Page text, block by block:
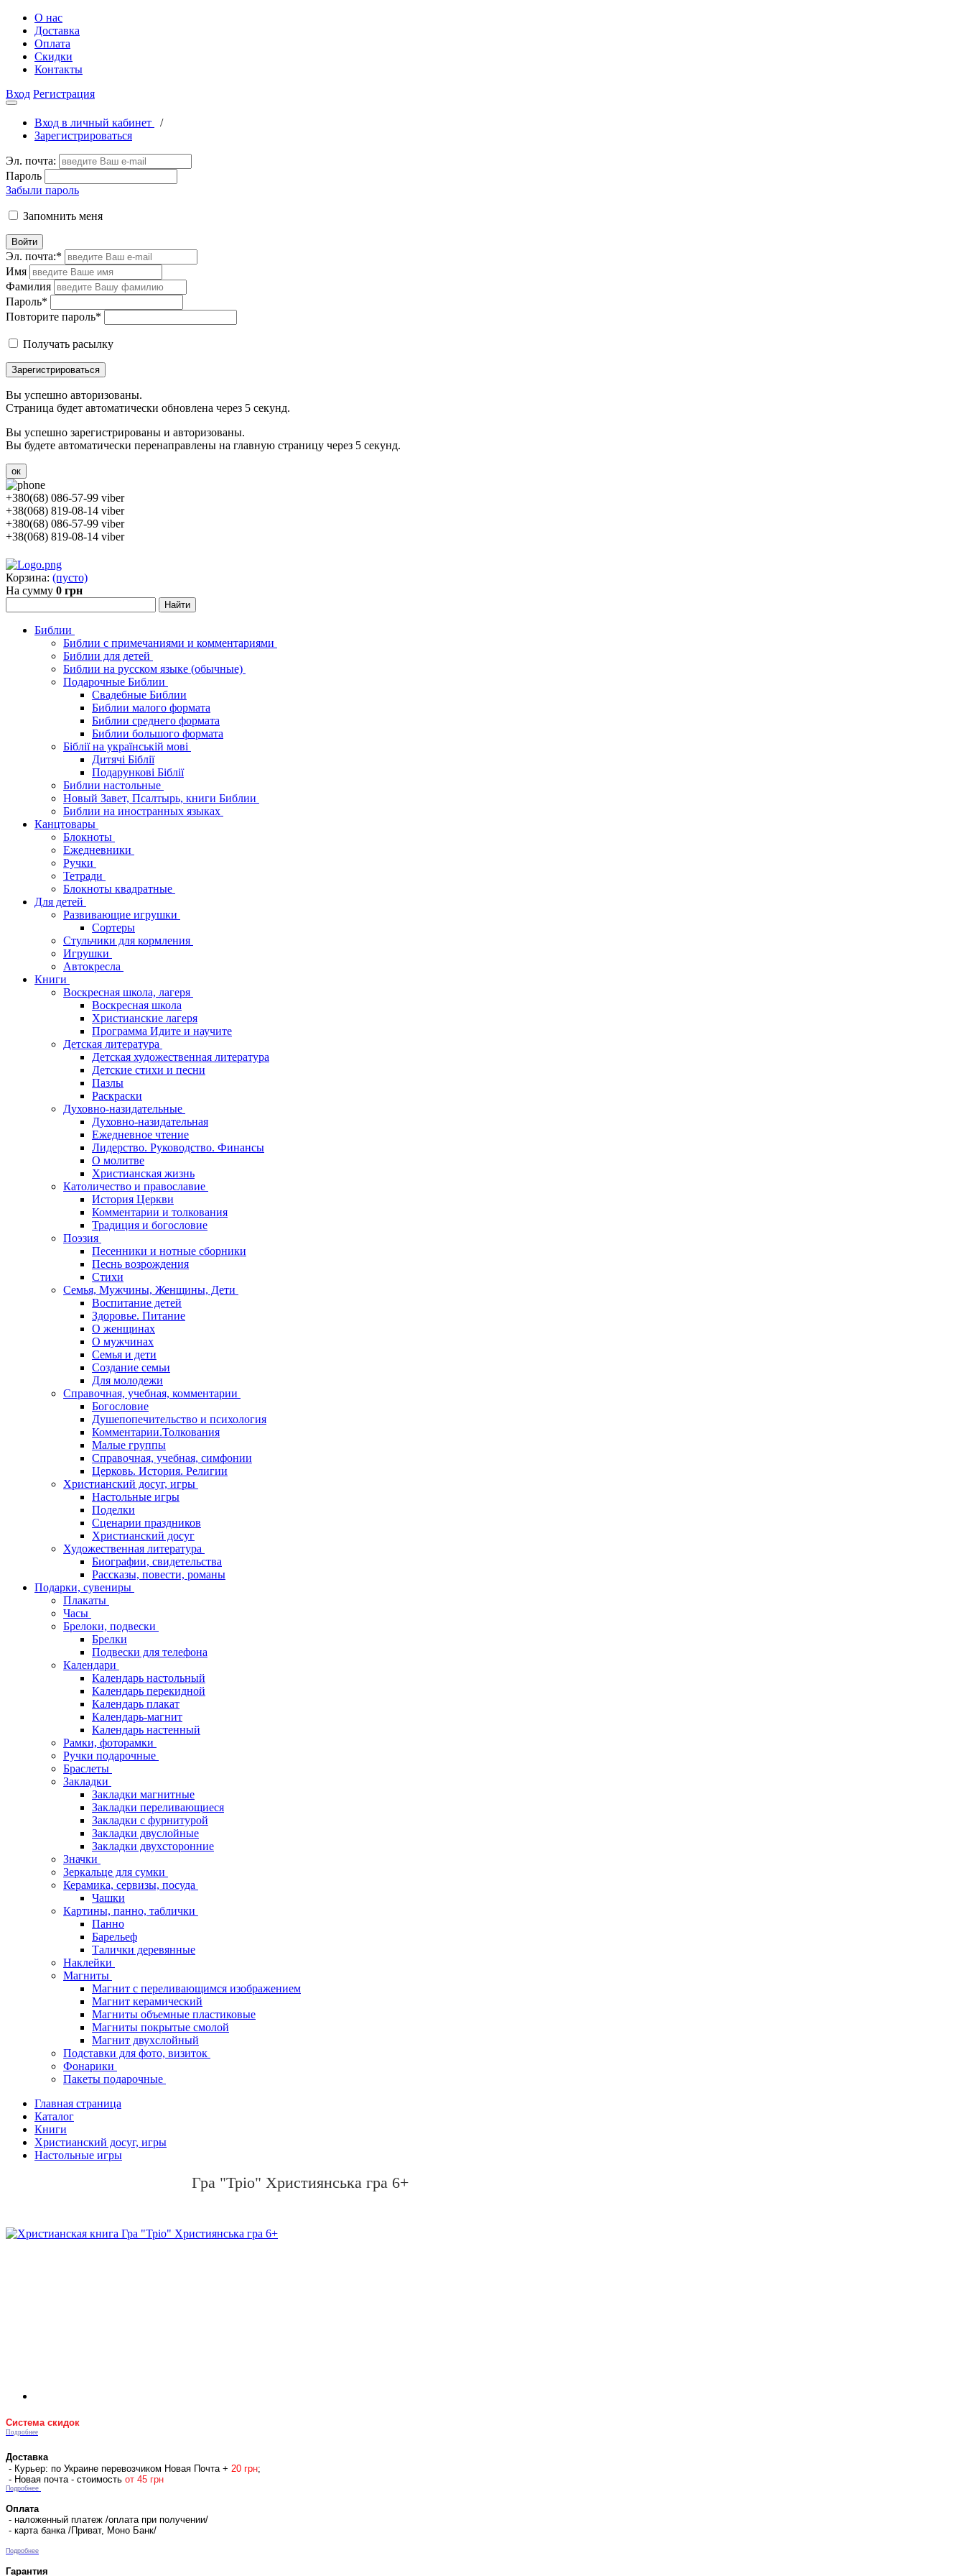
О нас
Доставка
Оплата
Скидки
Контакты
Вход Регистрация
Вход в личный кабинет
/
Зарегистрироваться
Эл. почта:
Пароль
Забыли пароль
Запомнить меня
Войти
Эл. почта:*
Имя
Фамилия
Пароль*
Повторите пароль*
Получать расылку
Зарегистрироваться
Вы успешно авторизованы.
Страница будет автоматически обновлена через 5 секунд.
Вы успешно зарегистрированы и авторизованы.
Вы будете автоматически перенаправлены на главную страницу через 5 секунд.
ок
+380(68) 086-57-99 viber
+38(068) 819-08-14 viber
+380(68) 086-57-99 viber
+38(068) 819-08-14 viber
Корзина: (пусто)
На сумму 0 грн
Библии
Библии с примечаниями и комментариями
Библии для детей
Библии на русском языке (обычные)
Подарочные Библии
Свадебные Библии
Библии малого формата
Библии среднего формата
Библии большого формата
Біблії на українській мові
Дитячі Біблії
Подарункові Біблії
Библии настольные
Новый Завет, Псалтырь, книги Библии
Библии на иностранных языках
Канцтовары
Блокноты
Ежедневники
Ручки
Тетради
Блокноты квадратные
Для детей
Развивающие игрушки
Сортеры
Стульчики для кормления
Игрушки
Автокресла
Книги
Воскресная школа, лагеря
Воскресная школа
Христианские лагеря
Программа Идите и научите
Детская литература
Детская художественная литература
Детские стихи и песни
Пазлы
Раскраски
Духовно-назидательные
Духовно-назидательная
Ежедневное чтение
Лидерство. Руководство. Финансы
О молитве
Христианская жизнь
Католичество и православие
История Церкви
Комментарии и толкования
Традиция и богословие
Поэзия
Песенники и нотные сборники
Песнь возрождения
Стихи
Семья, Мужчины, Женщины, Дети
Воспитание детей
Здоровье. Питание
О женщинах
О мужчинах
Семья и дети
Создание семьи
Для молодежи
Справочная, учебная, комментарии
Богословие
Душепопечительство и психология
Комментарии.Толкования
Малые группы
Справочная, учебная, симфонии
Церковь. История. Религии
Христианский досуг, игры
Настольные игры
Поделки
Сценарии праздников
Христианский досуг
Художественная литература
Биографии, свидетельства
Рассказы, повести, романы
Подарки, сувениры
Плакаты
Часы
Брелоки, подвески
Брелки
Подвески для телефона
Календари
Календарь настольный
Календарь перекидной
Календарь плакат
Календарь-магнит
Календарь настенный
Рамки, фоторамки
Ручки подарочные
Браслеты
Закладки
Закладки магнитные
Закладки переливающиеся
Закладки с фурнитурой
Закладки двуслойные
Закладки двухсторонние
Значки
Зеркальце для сумки
Керамика, сервизы, посуда
Чашки
Картины, панно, таблички
Панно
Барельеф
Талички деревянные
Наклейки
Магниты
Магнит с переливающимся изображением
Магнит керамический
Магниты объемные пластиковые
Магниты покрытые смолой
Магнит двухслойный
Подставки для фото, визиток
Фонарики
Пакеты подарочные
Главная страница
Каталог
Книги
Христианский досуг, игры
Настольные игры
Гра "Тріо" Християнська гра 6+
Система скидок
Подробнее
Доставка
- Курьер: по Украине перевозчиком Новая Почта + 20 грн;
- Новая почта - стоимость от 45 грн
Подробнее
Оплата
- наложенный платеж /оплата при получении/
- карта банка /Приват, Моно Банк/
Подробнее
Гарантия